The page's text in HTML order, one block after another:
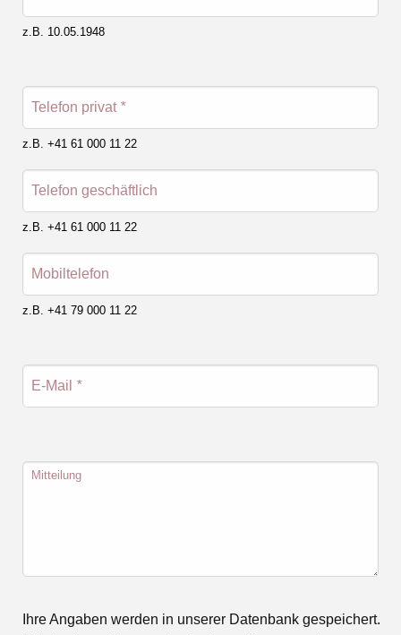
z.B. 10.05.1948
Telefon privat *
z.B. +41 61 000 11 22
Telefon geschäftlich
z.B. +41 61 000 11 22
Mobiltelefon
z.B. +41 79 000 11 22
E-Mail *
Mitteilung
Ihre Angaben werden in unserer Datenbank gespeichert.